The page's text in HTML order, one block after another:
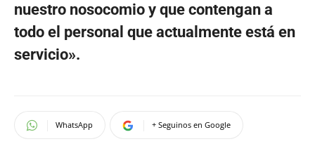
nuestro nosocomio y que contengan a
todo el personal que actualmente está en
servicio».
WhatsApp + Seguinos en Google